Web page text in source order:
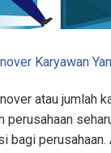
Karyawan
atau jumlah
perusahaan
bagi perusahaan.